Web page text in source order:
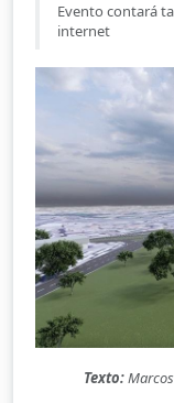
Evento contará
internet
Texto: